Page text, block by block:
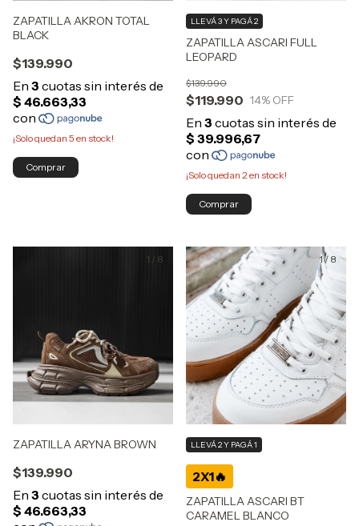
ZAPATILLA AKRON TOTAL
BLACK
$139.990
¡Solo quedan 5 en stock!
Comprar
ZAPATILLA ASCARI FULL
LEOPARD
$119.990
$139.990
14% OFF
LLEVÁ 3 Y PAGÁ 2
¡Solo quedan 2en stock!
Comprar
1 / 8
ZAPATILLA ARYNA BROWN
$139.990
1/ 8
ZAPATILLA ASCARI BT
CARAMEL BLANCO
LLEVÁ 2 Y PAGÁ 1